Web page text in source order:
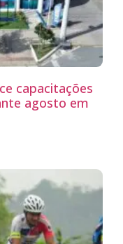
capacitações
agosto em